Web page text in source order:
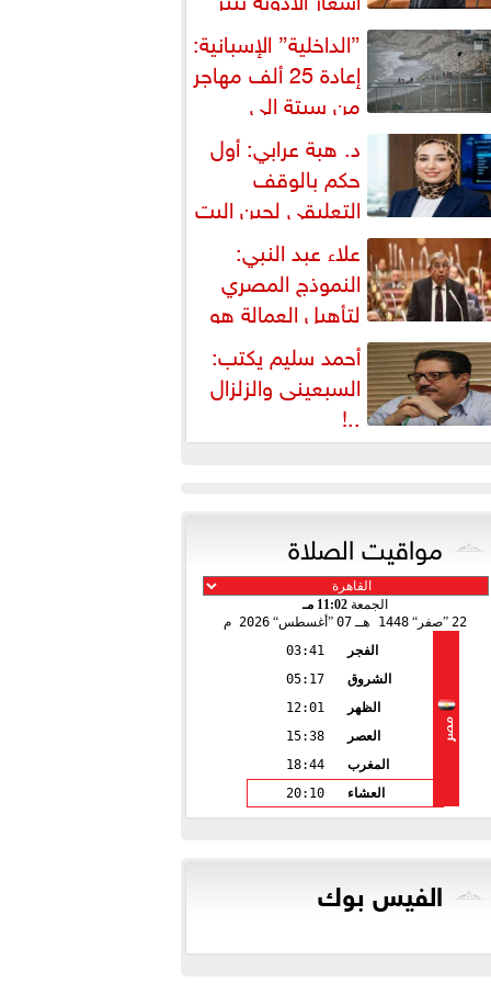
دستورية ويهدد حق
”الداخلية” الإسبانية:
إعادة 25 ألف مهاجر
من سبتة إلى
وارتفاع حصيلة...
د. هبة عرابي: أول
حكم بالوقف
التعليقي لحين البت
الطعن على... علاء عبد النبي:
النموذج المصري
لتأهيل العمالة هو
العملي والأمثل لأزمات...
أحمد سليم يكتب:
السبعينى والزلزال
..!
مواقيت الصلاة
الجمعة 11:02 مـ
22 صفر 1448 هـ 07 أغسطس 2026 م
مصر
الفجر
03:41
الشروق
05:17
الظهر
12:01
العصر
15:38
المغرب
18:44
العشاء
20:10
الفيس بوك